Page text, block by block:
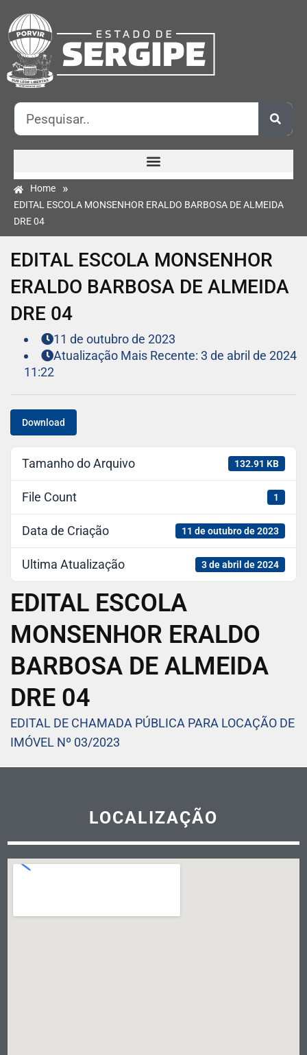
Home »
EDITAL ESCOLA MONSENHOR ERALDO BARBOSA DE ALMEIDA
DRE 04
EDITAL ESCOLA MONSENHOR
ERALDO BARBOSA DE ALMEIDA
DRE 04
11 de outubro de 2023
Atualização Mais Recente: 3 de abril de 2024
11:22
Download
Tamanho do Arquivo 132.91 KB
File Count 1
Data de Criação 11 de outubro de 2023
Ultima Atualização 3 de abril de 2024
EDITAL ESCOLA
MONSENHOR ERALDO
BARBOSA DE ALMEIDA
DRE 04
EDITAL DE CHAMADA PÚBLICA PARA LOCAÇÃO DE
IMÓVEL Nº 03/2023
LOCALIZAÇÃO